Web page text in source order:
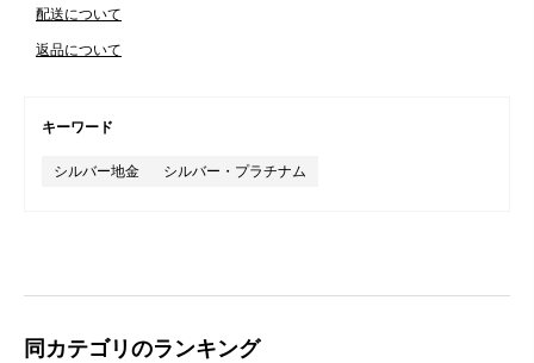
配送について
返品について
キーワード
シルバー地金 シルバー・プラチナム
同カテゴリのランキング